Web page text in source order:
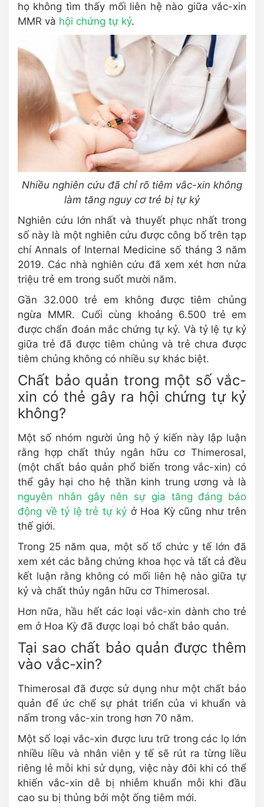
họ không tìm thấy mối liên hệ nào giữa vắc-xin
MMR và hội chứng tự kỷ.
Nhiều nghiên cứu đã chỉ rõ tiêm vắc-xin không
làm tăng nguy cơ trẻ bị tự kỷ
Nghiên cứu lớn nhất và thuyết phục nhất trong
số này là một nghiên cứu được công bố trên tạp
chí Annals of Internal Medicine số tháng 3 năm
2019. Các nhà nghiên cứu đã xem xét hơn nửa
triệu trẻ em trong suốt mười năm.
Gần 32.000 trẻ em không được tiêm chủng
ngừa MMR. Cuối cùng khoảng 6.500 trẻ em
được chẩn đoán mắc chứng tự kỷ. Và tỷ lệ tự kỷ
giữa trẻ đã được tiêm chủng và trẻ chưa được
tiêm chủng không có nhiều sự khác biệt.
Chất bảo quản trong một số vắc-
xin có thẻ gây ra hội chứng tự kỷ
không?
Một số nhóm người ủng hộ ý kiến này lập luận
rằng hợp chất thủy ngân hữu cơ Thimerosal,
(một chất bảo quản phổ biến trong vắc-xin) có
thể gây hại cho hệ thần kinh trung ương và là
nguyên nhân gây nên sự gia tăng đáng báo
động về tỷ lệ trẻ tự kỷ ở Hoa Kỳ cũng như trên
thế giới.
Trong 25 năm qua, một số tổ chức y tế lớn đã
xem xét các bằng chứng khoa học và tất cả đều
kết luận rằng không có mối liên hệ nào giữa tự
kỷ và chất thủy ngân hữu cơ Thimerosal.
Hơn nữa, hầu hết các loại vắc-xin dành cho trẻ
em ở Hoa Kỳ đã được loại bỏ chất bảo quản.
Tại sao chất bảo quản được thêm
vào vắc-xin?
Thimerosal đã được sử dụng như một chất bảo
quản để ức chế sự phát triển của vi khuẩn và
nấm trong vắc-xin trong hơn 70 năm.
Một số loại vắc-xin được lưu trữ trong các lọ lớn
nhiều liều và nhân viên y tế sẽ rút ra từng liều
riêng lẻ mỗi khi sử dụng, việc này đôi khi có thể
khiến vắc-xin dễ bị nhiễm khuẩn mỗi khi đầu
cao su bị thủng bởi một ống tiêm mới.